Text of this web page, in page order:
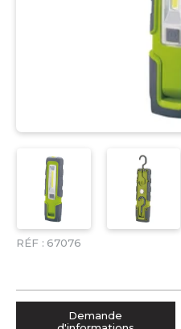
RÉF : 67076
Demande